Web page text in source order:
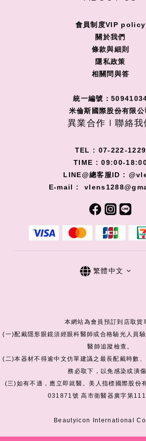
會員制度VIP policy
關於我們
條款與細則
隱私政策
相關問與答
統一編號：
米倫斯國際股份有限公
異業合作 I 聯絡我
TEL : 07-222-1229
TIME : 09:00-
LINE@總客服ID :
E-mail :
繁體中文
本網站為會員預訂到店取貨
(一)配戴隱形眼鏡須經眼科醫師或合格驗光人員
醫師追蹤檢查。
(二)本器材不得逾中文仿單建議之最長配戴時數
務必取下，以免感染或潰傷
(三)如有不適，應立即就醫。美人指標國際股份
031871號 高市衛醫器廣字第
Beautyicon International